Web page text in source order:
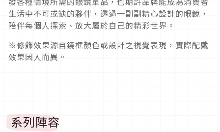
生活中不可或缺的夥伴，透過一副副精心設計的眼鏡，
陪伴每個人探索、放大屬於自己的精彩世界。
※修飾效果源自鏡框顏色或設計之視覺表現，實際配戴
效果因人而異。
系列陣容